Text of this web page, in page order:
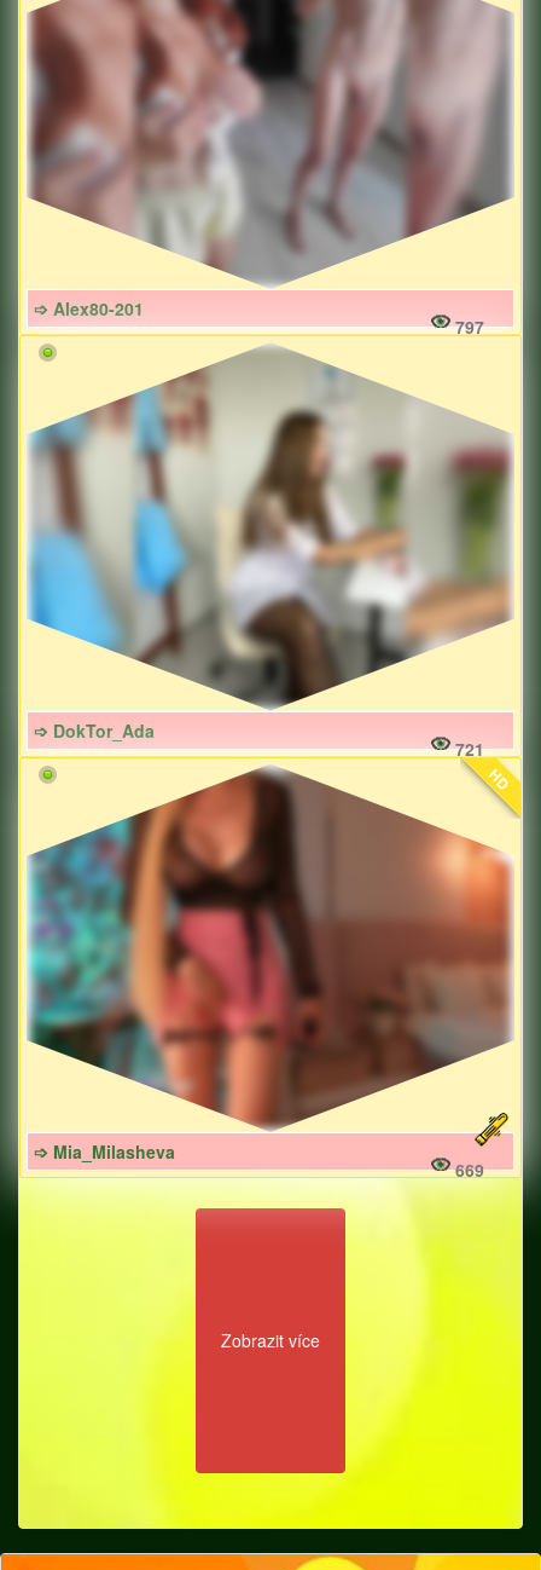
➩ Alex80-201
797
➩ DokTor_Ada
721
HD
➩ Mia_Milasheva
669
Zobrazit více